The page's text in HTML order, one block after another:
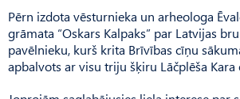
Pērn izdota vēsturnieka un arheologa
grāmata “Oskars Kalpaks” par Latvijas
pavēlnieku, kurš krita Brīvības cīņu
apbalvots ar visu triju šķiru Lāčplēša Kara